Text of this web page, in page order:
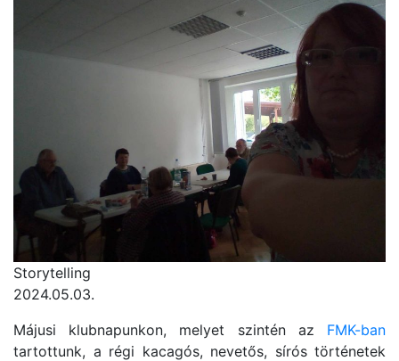
Storytelling
2024.05.03.
Májusi klubnapunkon, melyet szintén az FMK-ban
tartottunk, a régi kacagós, nevetős, sírós történetek